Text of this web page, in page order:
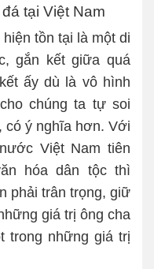
tại Việt Nam
tồn tại là một di
gắn kết giữa quá
ấy dù là vô hình
chúng ta tự soi
có ý nghĩa hơn. Với
Việt Nam tiên
hóa dân tộc thì
phải trân trọng, giữ
giá trị ông cha
trong những giá trị